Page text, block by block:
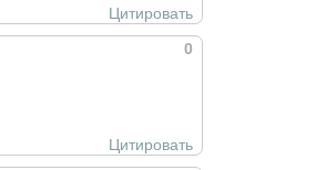
Цитировать
0
Цитировать